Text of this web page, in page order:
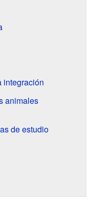
integración
animales
de estudio